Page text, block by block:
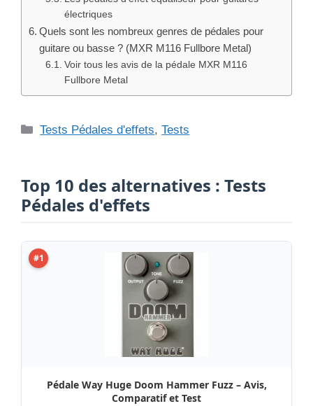
électriques
Quels sont les nombreux genres de pédales pour
guitare ou basse ? (MXR M116 Fullbore Metal)
Voir tous les avis de la pédale MXR M116
Fullbore Metal
Catégories
Tests Pédales d'effets,Tests
Top 10 des alternatives : Tests
Pédales d'effets
#1
Pédale Way Huge Doom Hammer Fuzz – Avis,
Comparatif et Test